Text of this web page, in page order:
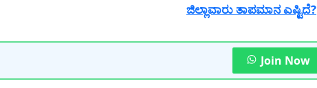
ಜಿಲ್ಲಾವಾರು ತಾಪಮಾನ ಎಷ್ಟಿದೆ?
Join Now